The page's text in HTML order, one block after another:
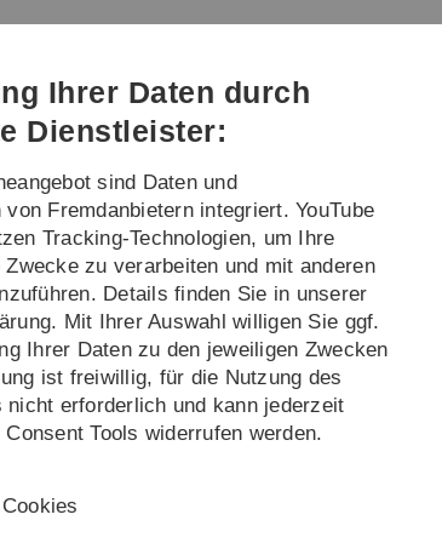
Direkt
Direkt
Direkt
(Sprache,
Drucken,
Social
Direkt
Direkt
Transfer
Ihrer Daten durch
Dienstleister:
sind Daten und
Fremdanbietern integriert. YouTube
Tracking-Technologien, um Ihre
Zwecke zu verarbeiten und mit anderen
Details finden Sie in unserer
Mit Ihrer Auswahl willigen Sie ggf.
Ihrer Daten zu den jeweiligen Zwecken
ist freiwillig, für die Nutzung des
nicht erforderlich und kann jederzeit
Tools widerrufen werden.